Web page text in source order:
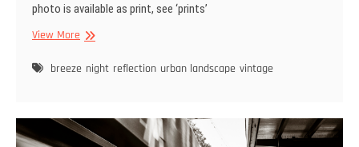
photo is available as print, see ‘prints’
View MoreReflection
lights
breeze night reflection urban landscape vintage